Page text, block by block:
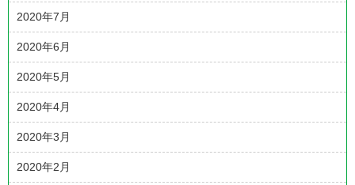
2020年7月
2020年6月
2020年5月
2020年4月
2020年3月
2020年2月